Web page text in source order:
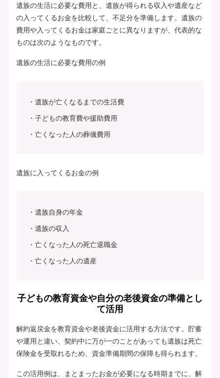
遺族の生活に必要な費用と、遺族が得られる収入や遺産など
の入ってくるお金を比較して、不足分を準備します。遺族の
費用や入ってくるお金は家庭ごとに異なりますが、代表的な
ものは次のようなものです。
遺族の生活に必要な費用の例
遺族が亡くなるまでの生活費
子どもの教育費や援助費用
亡くなった人の葬儀費用
遺族に入ってくるお金の例
遺族自身の年金
遺族の収入
亡くなった人の死亡退職金
亡くなった人の遺産
子どもの教育資金や自分の老後資金の準備とし
て活用
解約返戻金を教育資金や老後資金に活用する方法です。貯蓄
や運用と違い、契約中に万が一のことがあっても遺族は死亡
保険金を受取れるため、資金準備期間の保障も得られます。
この活用例は、まとまったお金が必要になる時期までに、解